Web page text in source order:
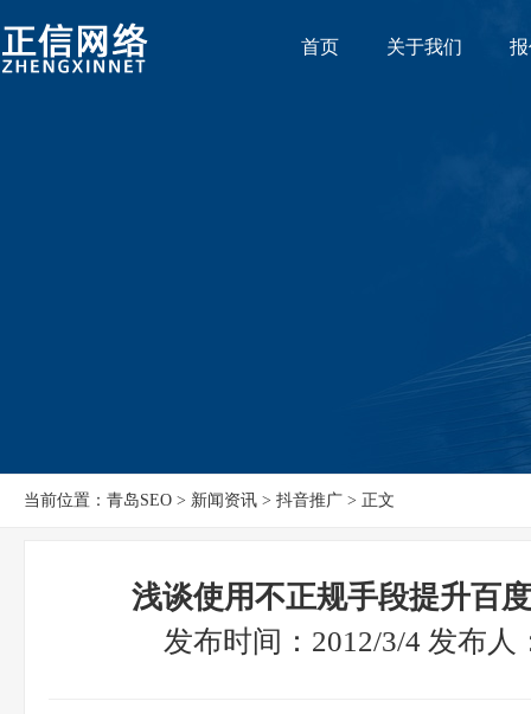
首页 关于我们
当前位置：青岛SEO > 新闻资讯 > 抖音推广 > 正文
浅谈使用不正规手段提升百
发布时间：2012/3/4 发布人